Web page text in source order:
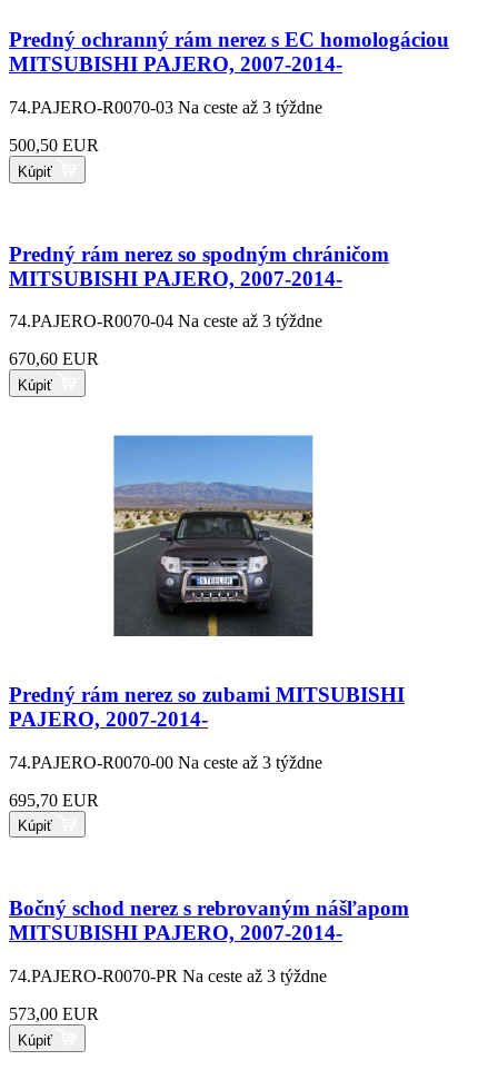
Predný ochranný rám nerez s EC homologáciou
MITSUBISHI PAJERO, 2007-2014-
74.PAJERO-R0070-03 Na ceste až 3 týždne
500,50 EUR
Kúpiť
Predný rám nerez so spodným chráničom
MITSUBISHI PAJERO, 2007-2014-
74.PAJERO-R0070-04 Na ceste až 3 týždne
670,60 EUR
Kúpiť
Predný rám nerez so zubami MITSUBISHI
PAJERO, 2007-2014-
74.PAJERO-R0070-00 Na ceste až 3 týždne
695,70 EUR
Kúpiť
Bočný schod nerez s rebrovaným nášľapom
MITSUBISHI PAJERO, 2007-2014-
74.PAJERO-R0070-PR Na ceste až 3 týždne
573,00 EUR
Kúpiť